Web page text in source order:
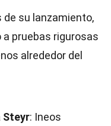
de su lanzamiento,
pruebas rigurosas
alrededor del
Steyr: Ineos